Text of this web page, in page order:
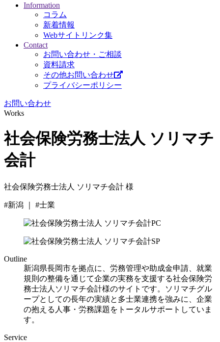
Information
コラム
新着情報
Webサイトリンク集
Contact
お問い合わせ・ご相談
資料請求
その他お問い合わせ
プライバシーポリシー
お問い合わせ
Works
社会保険労務士法人 ソリマチ
会計
社会保険労務士法人 ソリマチ会計 様
#新潟 ｜ #士業
Outline
新潟県長岡市を拠点に、労務管理や助成金申請、就業
規則の整備を通じて企業の実務を支援する社会保険労
務士法人ソリマチ会計様のサイトです。ソリマチグル
ープとしての長年の実績と多士業連携を強みに、企業
の抱える人事・労務課題をトータルサポートしていま
す。
Service